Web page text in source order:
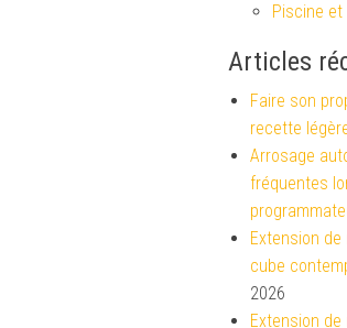
Piscine et
Articles
Faire son
recette
Arrosage
fréquentes
Extension
cube
2026
Extension